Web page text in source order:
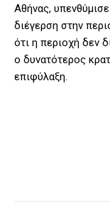
Αθήνας,
διέγερση στην
ότι η περιοχή δεν
ο δυνατότερος
επιφύλαξη.